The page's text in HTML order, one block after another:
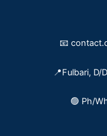
📧
📍Fulbari, D/
🟢 Ph/